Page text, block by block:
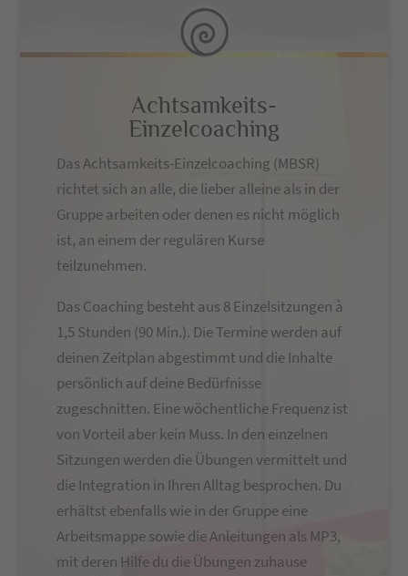
Achtsamkeits-
Einzelcoaching
Das Achtsamkeits-Einzelcoaching (MBSR)
richtet sich an alle, die lieber alleine als in der
Gruppe arbeiten oder denen es nicht möglich
ist, an einem der regulären Kurse
teilzunehmen.
Das Coaching besteht aus 8 Einzelsitzungen à
1,5 Stunden (90 Min.). Die Termine werden auf
deinen Zeitplan abgestimmt und die Inhalte
persönlich auf deine Bedürfnisse
zugeschnitten. Eine wöchentliche Frequenz ist
von Vorteil aber kein Muss. In den einzelnen
Sitzungen werden die Übungen vermittelt und
die Integration in Ihren Alltag besprochen. Du
erhältst ebenfalls wie in der Gruppe eine
Arbeitsmappe sowie die Anleitungen als MP3,
mit deren Hilfe du die Übungen zuhause